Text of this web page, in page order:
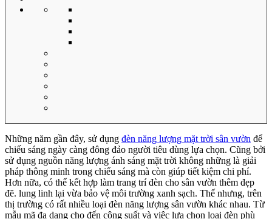
Những năm gần đây, sử dụng đèn năng lượng mặt trời sân vườn để
chiếu sáng ngày càng đông đảo người tiêu dùng lựa chọn. Cũng bởi
sử dụng nguồn năng lượng ánh sáng mặt trời không những là giải
pháp thông minh trong chiếu sáng mà còn giúp tiết kiệm chi phí.
Hơn nữa, có thể kết hợp làm trang trí đèn cho sân vườn thêm đẹp
đẽ. lung linh lại vừa bảo vệ môi trường xanh sạch. Thế nhưng, trên
thị trường có rất nhiều loại đèn năng lượng sân vườn khác nhau. Từ
mẫu mã đa dạng cho đến công suất và việc lựa chọn loại đèn phù